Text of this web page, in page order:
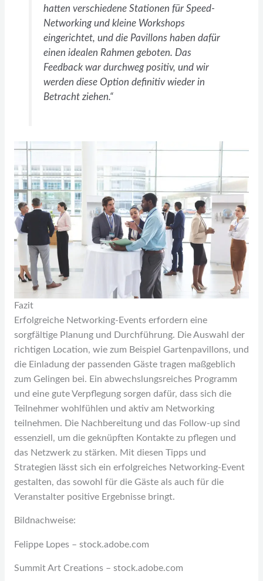
hatten verschiedene Stationen für Speed-
Networking und kleine Workshops
eingerichtet, und die Pavillons haben dafür
einen idealen Rahmen geboten. Das
Feedback war durchweg positiv, und wir
werden diese Option definitiv wieder in
Betracht ziehen.“
Fazit
Erfolgreiche Networking-Events erfordern eine
sorgfältige Planung und Durchführung. Die Auswahl der
richtigen Location, wie zum Beispiel Gartenpavillons, und
die Einladung der passenden Gäste tragen maßgeblich
zum Gelingen bei. Ein abwechslungsreiches Programm
und eine gute Verpflegung sorgen dafür, dass sich die
Teilnehmer wohlfühlen und aktiv am Networking
teilnehmen. Die Nachbereitung und das Follow-up sind
essenziell, um die geknüpften Kontakte zu pflegen und
das Netzwerk zu stärken. Mit diesen Tipps und
Strategien lässt sich ein erfolgreiches Networking-Event
gestalten, das sowohl für die Gäste als auch für die
Veranstalter positive Ergebnisse bringt.
Bildnachweise:
Felippe Lopes– stock.adobe.com
Summit Art Creations– stock.adobe.com